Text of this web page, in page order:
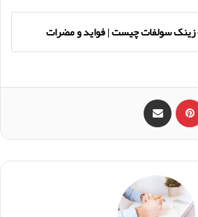
سولفات چیست | فواید و مضرات
‫پین‌ترست